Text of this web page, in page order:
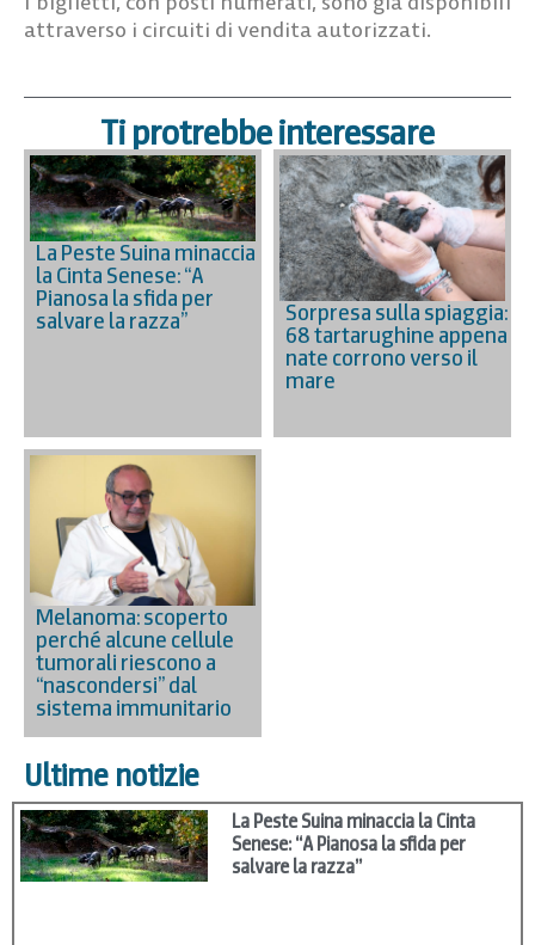
attraverso i circuiti di vendita autorizzati.
Ti protrebbe interessare
La Peste Suina minaccia
la Cinta Senese: “A
Pianosa la sfida per
salvare la razza” Sorpresa sulla spiaggia:
68 tartarughine appena
nate corrono verso il
mare
Melanoma: scoperto
perché alcune cellule
tumorali riescono a
“nascondersi” dal
sistema immunitario
Ultime notizie
La Peste Suina minaccia la Cinta
Senese: “A Pianosa la sfida per
salvare la razza”